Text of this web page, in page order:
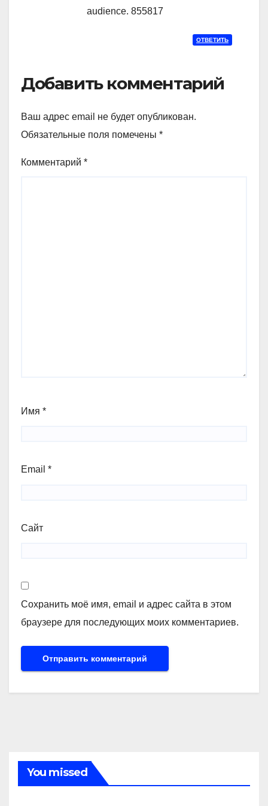
audience. 855817
ОТВЕТИТЬ
Добавить комментарий
Ваш адрес email не будет опубликован.
Обязательные поля помечены *
Комментарий *
Имя *
Email *
Сайт
Сохранить моё имя, email и адрес сайта в этом
браузере для последующих моих комментариев.
You missed